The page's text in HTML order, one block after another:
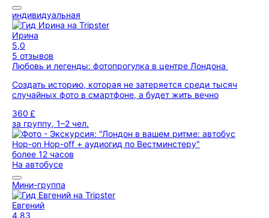
индивидуальная
Ирина
5,0
5 отзывов
Любовь и легенды: фотопрогулка в центре Лондона
Создать историю, которая не затеряется среди тысяч
случайных фото в смартфоне, а будет жить вечно
360 £
за группу, 1–2 чел.
более 12 часов
На автобусе
Мини-группа
Евгений
4,83